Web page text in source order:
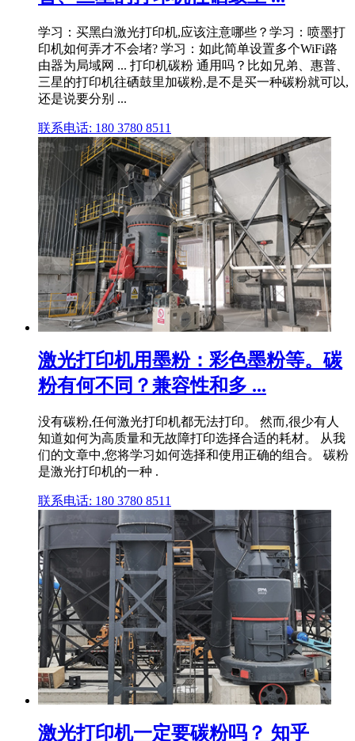
学习：买黑白激光打印机,应该注意哪些？学习：喷墨打
印机如何弄才不会堵? 学习：如此简单设置多个WiFi路
由器为局域网 ... 打印机碳粉 通用吗？比如兄弟、惠普、
三星的打印机往硒鼓里加碳粉,是不是买一种碳粉就可以,
还是说要分别 ...
联系电话: 180 3780 8511
激光打印机用墨粉：彩色墨粉等。碳
粉有何不同？兼容性和多 ...
没有碳粉,任何激光打印机都无法打印。 然而,很少有人
知道如何为高质量和无故障打印选择合适的耗材。 从我
们的文章中,您将学习如何选择和使用正确的组合。 碳粉
是激光打印机的一种 .
联系电话: 180 3780 8511
激光打印机一定要碳粉吗？ 知乎